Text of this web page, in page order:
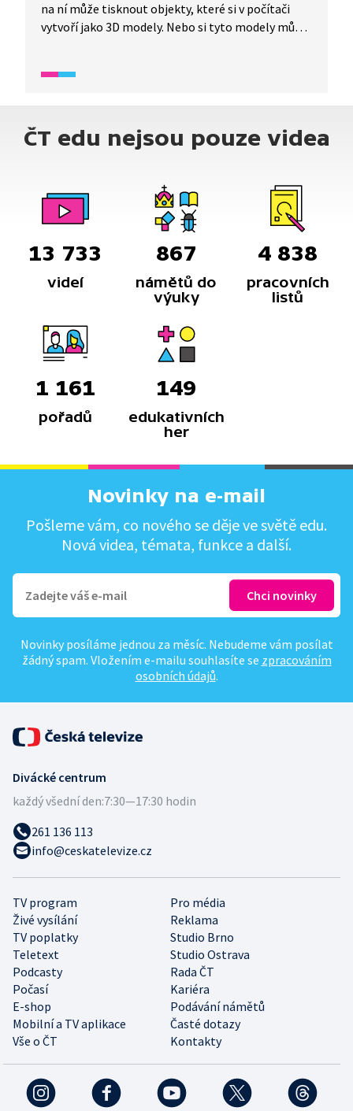
na ní může tisknout objekty, které si v počítači
vytvoří jako 3D modely. Nebo si tyto modely může
ČT edu nejsou pouze videa
13 733
videí
867
námětů do
výuky
4 838
pracovních
listů
1 161
pořadů
149
edukativních
her
Novinky na e-mail
Pošleme vám, co nového se děje ve světě edu.
Nová videa, témata, funkce a další.
Novinky posíláme jednou za měsíc. Nebudeme vám posílat
žádný spam. Vložením e-mailu souhlasíte se zpracováním
osobních údajů.